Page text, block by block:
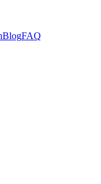
BlogFAQ